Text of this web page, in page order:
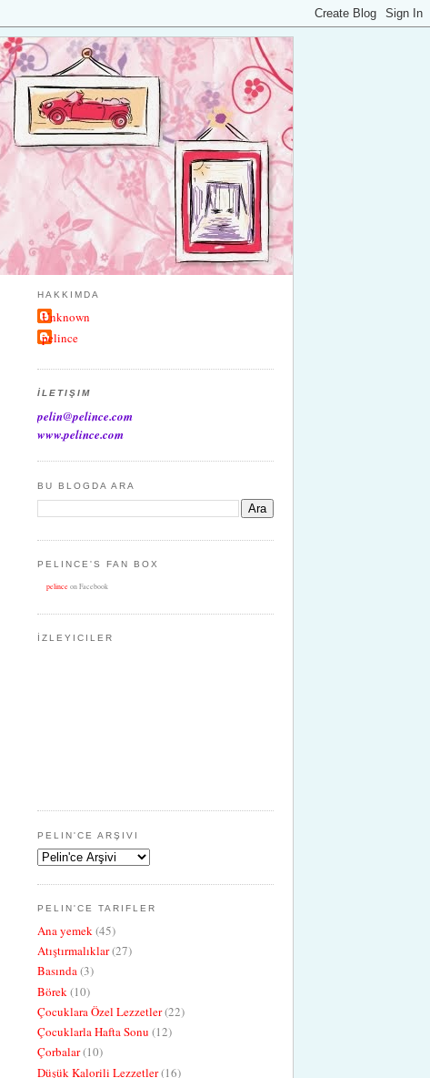
HAKKIMDA
Unknown
pelince
İLETIŞIM
pelin@pelince.com
www.pelince.com
BU BLOGDA ARA
PELINCE'S FAN BOX
pelince on Facebook
İZLEYICILER
PELIN'CE ARŞIVI
PELIN'CE TARIFLER
Ana yemek(45)
Atıştırmalıklar(27)
Basında(3)
Börek(10)
Çocuklara Özel Lezzetler(22)
Çocuklarla Hafta Sonu (12)
Çorbalar(10)
Düşük Kalorili Lezzetler(16)